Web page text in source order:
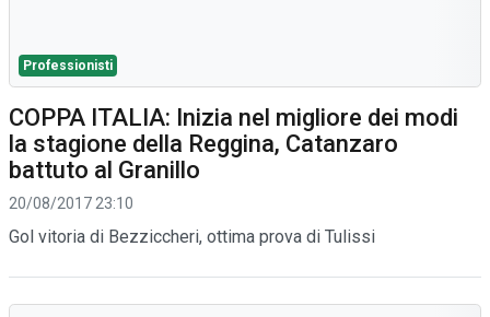
Professionisti
COPPA ITALIA: Inizia nel migliore dei modi
la stagione della Reggina, Catanzaro
battuto al Granillo
20/08/2017 23:10
Gol vitoria di Bezziccheri, ottima prova di Tulissi